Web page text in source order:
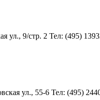
ул., 9/стр. 2 Teл: (495)
ул., 55-6 Teл: (495)